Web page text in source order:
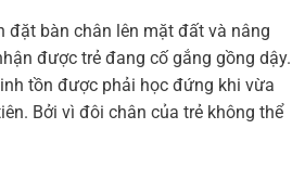
đặt bàn chân lên mặt đất và nâng
được trẻ đang cố gắng gồng dậy.
tồn được phải học đứng khi vừa
Bởi vì đôi chân của trẻ không thể